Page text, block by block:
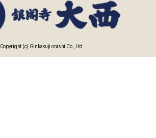
Copyright (c) Ginkakuji onishi Co., Ltd.